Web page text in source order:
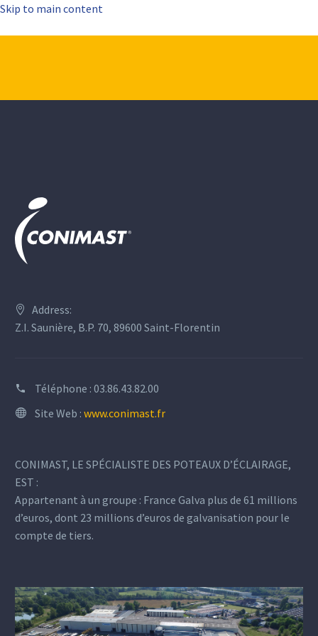
Skip to main content
Address:
Z.I. Saunière, B.P. 70, 89600 Saint-Florentin
Téléphone : 03.86.43.82.00
Site Web : www.conimast.fr
CONIMAST, LE SPÉCIALISTE DES POTEAUX D’ÉCLAIRAGE,
EST :
Appartenant à un groupe : France Galva plus de 61 millions
d’euros, dont 23 millions d’euros de galvanisation pour le
compte de tiers.